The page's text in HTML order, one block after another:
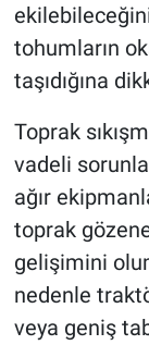
tohumların
taşıdığına
Toprak
vadeli
ağır
toprak
gelişimini
nedenle
veya geniş